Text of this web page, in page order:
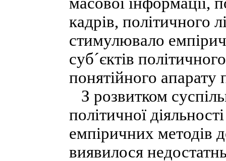
кадрів, політичного
стимулювало
суб´єктів
понятійного апарату
З розвитком
політичної
емпіричних методів
виявилося